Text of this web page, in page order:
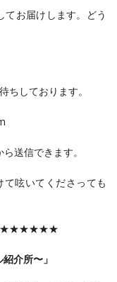
お届けします。どう
ちしております。
送信できます。
て呟いてくださっても
介所〜 」